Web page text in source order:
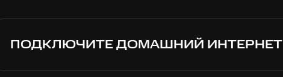
ПОДКЛЮЧИТЕ ДОМАШНИЙ ИНТЕРНЕТ
России8 (800) 301-08-90бесплатно. Оставьтезаявку на